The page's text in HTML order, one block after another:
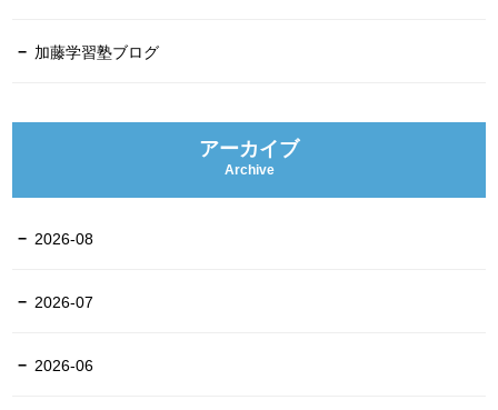
加藤学習塾ブログ
アーカイブ
Archive
2026-08
2026-07
2026-06